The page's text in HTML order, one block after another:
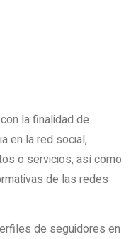
la finalidad de
en la red social,
o servicios, así como
de las redes
de seguidores en